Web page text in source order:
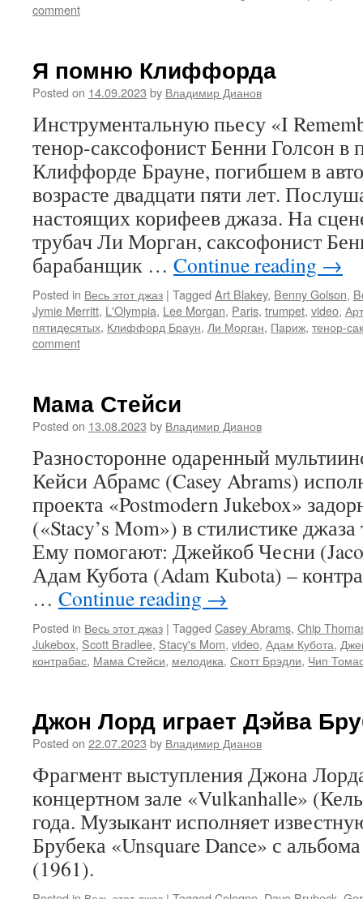
comment
Я помню Клиффорда
Posted on 14.09.2023 by Владимир Дианов
Инструментальную пьесу «I
тенор-саксофонист Бенни Голсон в
Клиффорде Брауне, погибшем в
возрасте двадцати пяти лет.
настоящих корифеев джаза. На
трубач Ли Морган, саксофонист
барабанщик … Continue reading →
Posted in Весь этот джаз | Tagged Art Blakey, Benny Golson,
Jymie Merritt, L'Olympia, Lee Morgan, Paris, trumpet, video,
пятидесятых, Клиффорд Браун, Ли Морган, Париж, тенор-
comment
Мама Стейси
Posted on 13.08.2023 by Владимир Дианов
Разносторонне одаренный
Кейси Абрамс (Casey Abrams)
проекта «Postmodern Jukebox»
(«Stacy’s Mom») в стилистике
Ему помогают: Джейкоб Чесни
Адам Кубота (Adam Kubota) –
… Continue reading →
Posted in Весь этот джаз | Tagged Casey Abrams, Chip
Jukebox, Scott Bradlee, Stacy's Mom, video, Адам Кубота,
контрабас, Мама Стейси, мелодика, Скотт Брэдли, Чип
Джон Лорд играет Дэйва
Posted on 22.07.2023 by Владимир Дианов
Фрагмент выступления Джона
концертном зале «Vulkanhalle»
года. Музыкант исполняет
Брубека «Unsquare Dance» с
(1961).